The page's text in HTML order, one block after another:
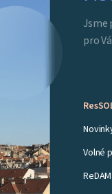
Jsme
pro
Volné